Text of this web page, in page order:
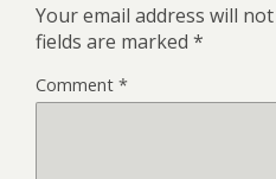
Your email address will
fields are marked *
Comment *